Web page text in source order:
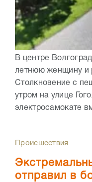
В центре
летнюю женщину и
Столкновение с
утром на улице
электросамокате
Происшествия
отправил в